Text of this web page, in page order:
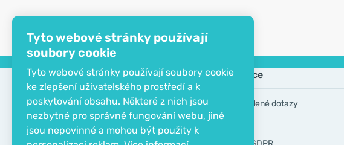
Tyto webové stránky používají
soubory cookie
Tyto webové stránky používají soubory cookie
ke zlepšení uživatelského prostředí a k
poskytování obsahu. Některé z nich jsou
nezbytné pro správné fungování webu, jiné
jsou nepovinné a mohou být použity k
Společnost
Kontakt
O společnosti
Informace
Často kladené dotazy